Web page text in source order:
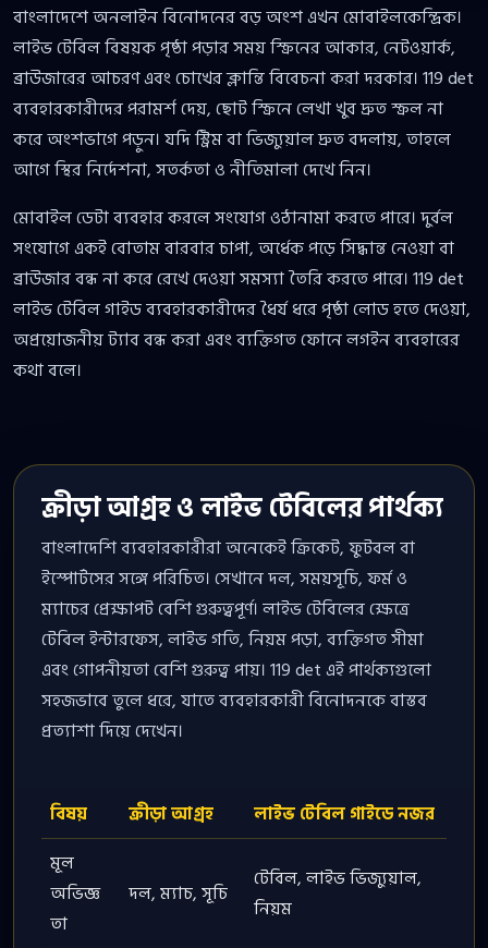
বাংলাদেশে অনলাইন বিনোদনের বড় অংশ এখন মোবাইলকেন্দ্রিক।
লাইভ টেবিল বিষয়ক পৃষ্ঠা পড়ার সময় স্ক্রিনের আকার, নেটওয়ার্ক,
ব্রাউজারের আচরণ এবং চোখের ক্লান্তি বিবেচনা করা দরকার। 119 det
ব্যবহারকারীদের পরামর্শ দেয়, ছোট স্ক্রিনে লেখা খুব দ্রুত স্ক্রল না
করে অংশভাগে পড়ুন। যদি স্ট্রিম বা ভিজ্যুয়াল দ্রুত বদলায়, তাহলে
আগে স্থির নির্দেশনা, সতর্কতা ও নীতিমালা দেখে নিন।
মোবাইল ডেটা ব্যবহার করলে সংযোগ ওঠানামা করতে পারে। দুর্বল
সংযোগে একই বোতাম বারবার চাপা, অর্ধেক পড়ে সিদ্ধান্ত নেওয়া বা
ব্রাউজার বন্ধ না করে রেখে দেওয়া সমস্যা তৈরি করতে পারে। 119 det
লাইভ টেবিল গাইড ব্যবহারকারীদের ধৈর্য ধরে পৃষ্ঠা লোড হতে দেওয়া,
অপ্রয়োজনীয় ট্যাব বন্ধ করা এবং ব্যক্তিগত ফোনে লগইন ব্যবহারের
কথা বলে।
ক্রীড়া আগ্রহ ও লাইভ টেবিলের পার্থক্য
বাংলাদেশি ব্যবহারকারীরা অনেকেই ক্রিকেট, ফুটবল বা
ইস্পোর্টসের সঙ্গে পরিচিত। সেখানে দল, সময়সূচি, ফর্ম ও
ম্যাচের প্রেক্ষাপট বেশি গুরুত্বপূর্ণ। লাইভ টেবিলের ক্ষেত্রে
টেবিল ইন্টারফেস, লাইভ গতি, নিয়ম পড়া, ব্যক্তিগত সীমা
এবং গোপনীয়তা বেশি গুরুত্ব পায়। 119 det এই পার্থক্যগুলো
সহজভাবে তুলে ধরে, যাতে ব্যবহারকারী বিনোদনকে বাস্তব
প্রত্যাশা দিয়ে দেখেন।
বিষয় ক্রীড়া আগ্রহ
লাইভ টেবিল গাইডে নজর
মূল
অভিজ্ঞ
তা
দল, ম্যাচ, সূচি
টেবিল, লাইভ ভিজ্যুয়াল,
নিয়ম